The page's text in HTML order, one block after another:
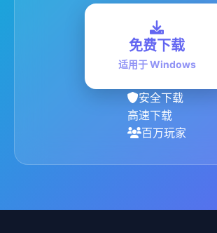
免费下载
适用于 Windows
安全下载
高速下载
百万玩家